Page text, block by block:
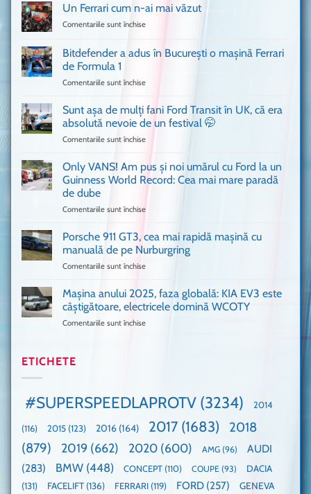
Un Ferrari cum n-ai mai văzut
Comentariile sunt închise
Ferrari
cum
văzut
Bitdefender a adus în București o mașină Ferrari
de Formula 1
Comentariile sunt închise
a
adus
în
mașină
Ferrari
Sunt așa de mulți fani Ford Transit în UK, că era
absolută nevoie de un festival 🤭
Comentariile sunt închise
așa
de
mulți
în
UK,
că
nevoie
de
Only VANS! Am pus și noi umărul cu Ford la un
Guinness World Record: Cea mai mare paradă
de dube
Comentariile sunt închise
VANS!
Am
pus
umărul
cu
mai
mare
paradă
de
dube
Porsche 911 GT3, cea mai rapidă mașină cu
manuală de pe Nurburgring
Comentariile sunt închise
911
GT3,
cea
pe
Nurburgring
Mașina anului 2025, faza globală: KIA EV3 este
câștigătoare, electricele domină WCOTY
Comentariile sunt închise
EV3
câștigătoare,
electricele
domină
WCOTY
ETICHETE
#SUPERSPEEDLAPROTV (3234) 2014
(116) 2015 (123) 2016 (164) 2017 (1683)
2018
(879)
2019 (662) 2020 (600) AMG (96)
AUDI
(283)
BMW (448) CONCEPT (110) COUPE (93)
DACIA
(131)
FACELIFT (136) FERRARI (119) FORD (257)
GENEVA